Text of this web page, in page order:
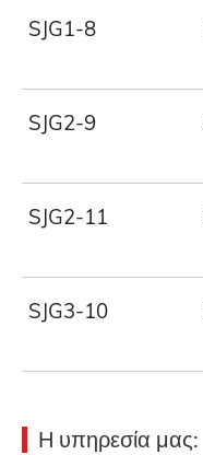
SJG1-8
SJG2-9
SJG2-11
SJG3-10
Η υπηρεσία μας: